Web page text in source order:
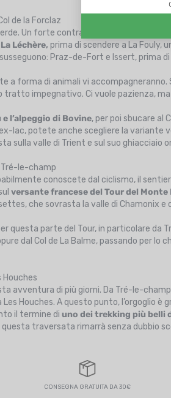
de la Forclaz
Un forte contrasto rispetto al
Léchère, prima di scendere a La Fouly,
Praz-de-Fort e Issert, prima
a forma di animali vi
impegnativo. Ci vuole pazienza, ma
e l’alpeggio di Bovine, per poi sbucare al
lac, potete anche scegliere la variante
sulla valle di Trient e sul suo ghiacciaio
le-champ
conoscete dal ciclismo, il
versante francese del Tour del Monte
che sovrasta la valle di Chamonix
questa parte del Tour, in particolare da
dal Col de La Balme, passando per lo
avventura di più giorni. Da Tré-le-
Houches. A questo punto, l’orgoglio è
il termine di uno dei trekking più belli
traversata rimarrà senza dubbio
CONSEGNA GRATUITA DA 30€